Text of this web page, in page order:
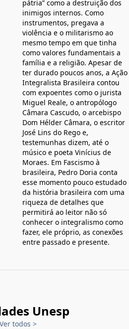
pátria” como a destruição dos
inimigos internos. Como
instrumentos, pregava a
violência e o militarismo ao
mesmo tempo em que tinha
como valores fundamentais a
família e a religião. Apesar de
ter durado poucos anos, a Ação
Integralista Brasileira contou
com expoentes como o jurista
Miguel Reale, o antropólogo
Câmara Cascudo, o arcebispo
Dom Hélder Câmara, o escritor
José Lins do Rego e,
testemunhas dizem, até o
músico e poeta Vinícius de
Moraes. Em Fascismo à
brasileira, Pedro Doria conta
esse momento pouco estudado
da história brasileira com uma
riqueza de detalhes que
permitirá ao leitor não só
conhecer o integralismo como
fazer, ele próprio, as conexões
entre passado e presente.
Unesp
Ver todos >